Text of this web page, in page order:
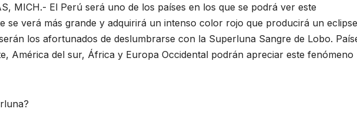
MICH.- El Perú será uno de los países en los que se podrá ver este
se verá más grande y adquirirá un intenso color rojo que producirá un eclipse
los afortunados de deslumbrarse con la Superluna Sangre de Lobo.
América del sur, África y Europa Occidental podrán apreciar este fenómeno